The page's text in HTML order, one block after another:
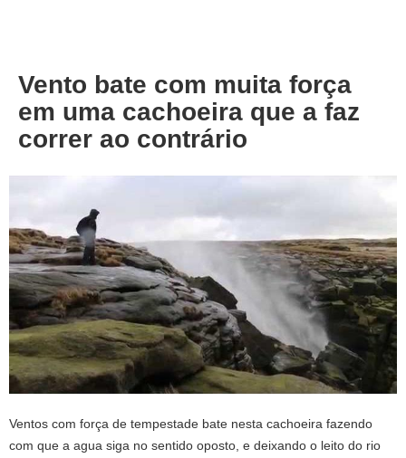
Vento bate com muita força
em uma cachoeira que a faz
correr ao contrário
Ventos com força de tempestade bate nesta cachoeira fazendo
com que a agua siga no sentido oposto, e deixando o leito do rio